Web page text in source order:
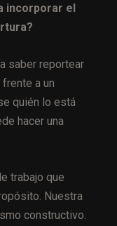
incorporar el
saber reportear
a un
quién lo está
hacer una
trabajo que
Nuestra
constructivo.